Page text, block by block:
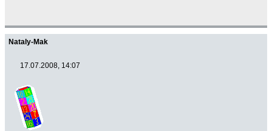
Nataly-Mak
17.07.2008, 14:07